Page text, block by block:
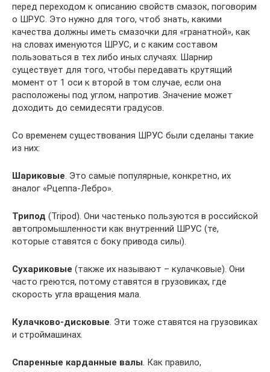
перед переходом к описанию свойств смазок, поговорим
о ШРУС. Это нужно для того, чтоб знать, какими
качества должны иметь смазочки для «гранатной», как
на словах именуются ШРУС, и с каким составом
пользоваться в тех либо иных случаях. Шарнир
существует для того, чтобы передавать крутящий
момент от 1 оси к второй в том случае, если она
расположены под углом, напротив. Значение может
доходить до семидесяти градусов.
Со временем существования ШРУС были сделаны такие
из них:
Шариковые. Это самые популярные, конкретно, их
аналог «Рцеппа-Лебро».
Трипод (Tripod). Они частенько пользуются в российской
автопромышленности как внутренний ШРУС (те,
которые ставятся с боку привода силы).
Сухариковые (также их называют – кулачковые). Они
часто греются, потому ставятся в грузовиках, где
скорость угла вращения мала.
Кулачково-дисковые. Эти тоже ставятся на грузовиках
и строймашинах.
Спаренные карданные валы. Как правило,